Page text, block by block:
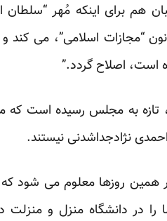
هم برای اینکه مُهر
“مجازات اسلامی”، می
اصلاح گردد.”
تازه به مجلس رسیده است که
نژادجداشدنی نیستند.
روزها معلوم می شود که
را در دانشگاه منزل و